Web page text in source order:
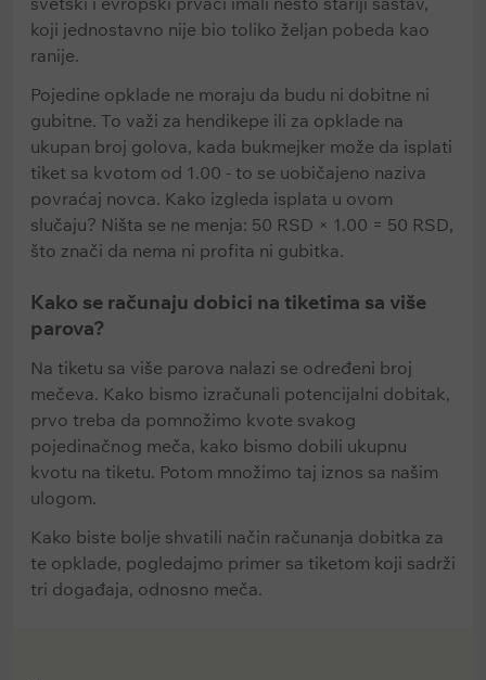
koji jednostavno nije bio toliko željan pobeda kao
ranije.
Pojedine opklade ne moraju da budu ni dobitne ni
gubitne. To važi za hendikepe ili za opklade na
ukupan broj golova, kada bukmejker može da isplati
tiket sa kvotom od 1.00 - to se uobičajeno naziva
povraćaj novca. Kako izgleda isplata u ovom
slučaju? Ništa se ne menja: 50 RSD × 1.00 = 50 RSD,
što znači da nema ni profita ni gubitka.
Kako se računaju dobici na tiketima sa više
parova?
Na tiketu sa više parova nalazi se određeni broj
mečeva. Kako bismo izračunali potencijalni dobitak,
prvo treba da pomnožimo kvote svakog
pojedinačnog meča, kako bismo dobili ukupnu
kvotu na tiketu. Potom množimo taj iznos sa našim
ulogom.
Kako biste bolje shvatili način računanja dobitka za
te opklade, pogledajmo primer sa tiketom koji sadrži
tri događaja, odnosno meča.